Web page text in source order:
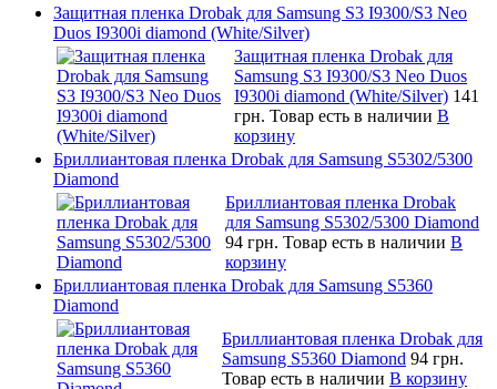
Защитная пленка Drobak для Samsung S3 I9300/S3 Neo
Duos I9300i diamond (White/Silver)
Защитная пленка Drobak для
Samsung S3 I9300/S3 Neo Duos
I9300i diamond (White/Silver) 141
грн. Товар есть в наличии В
корзину
Бриллиантовая пленка Drobak для Samsung S5302/5300
Diamond
Бриллиантовая пленка Drobak
для Samsung S5302/5300 Diamond
94 грн. Товар есть в наличии В
корзину
Бриллиантовая пленка Drobak для Samsung S5360
Diamond
Бриллиантовая пленка Drobak для
Samsung S5360 Diamond 94 грн.
Товар есть в наличии В корзину